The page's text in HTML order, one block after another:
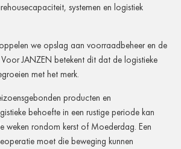
systemen en logistiek
we opslag aan voorraadbeheer en de
JANZEN betekent dit dat de logistieke
met het merk.
producten en
behoefte in een rustige periode kan
weken rondom kerst of Moederdag. Een
moet die beweging kunnen